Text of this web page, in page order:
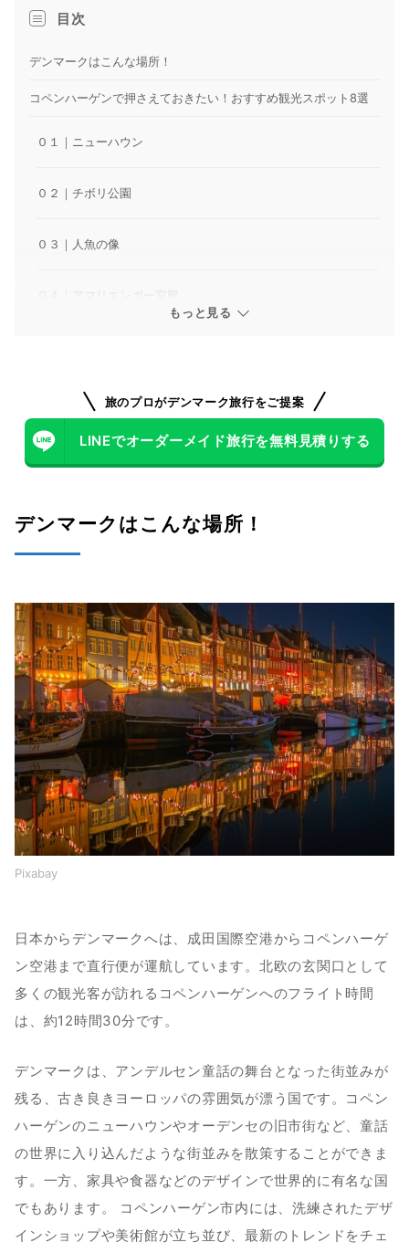
目次
デンマークはこんな場所！
コペンハーゲンで押さえておきたい！おすすめ観光スポット8選
０１｜ニューハウン
０２｜チボリ公園
０３｜人魚の像
０４｜アマリエンボー宮殿
０６｜ローゼンボー城
０７｜クリスチャンスボー城
０１｜コペンハーゲン動物園
０２｜デンマーク水族館 ブルー・プラネット
０３｜フレデリクスボー城
オーフスで押さえておきたい！おすすめ観光スポット3選
０１｜オールドタウン
０２｜アロスオーフス美術館
主要都市とは一味違う！足を伸ばして訪れたいデンマークの観光
スポット3選
０３｜クロンボー城
デンマークの魅力あふれる都市で北欧文化を堪能しよう
もっと見る
旅のプロがデンマーク旅行をご提案
LINEでオーダーメイド旅行を無料見積りする
デンマークはこんな場所！
Pixabay
日本からデンマークへは、成田国際空港からコペンハーゲ
ン空港まで直行便が運航しています。北欧の玄関口として
多くの観光客が訪れるコペンハーゲンへのフライト時間
は、約12時間30分です。
デンマークは、アンデルセン童話の舞台となった街並みが
残る、古き良きヨーロッパの雰囲気が漂う国です。コペン
ハーゲンのニューハウンやオーデンセの旧市街など、童話
の世界に入り込んだような街並みを散策することができま
す。一方、家具や食器などのデザインで世界的に有名な国
でもあります。 コペンハーゲン市内には、洗練されたデザ
インショップや美術館が立ち並び、最新のトレンドをチェ